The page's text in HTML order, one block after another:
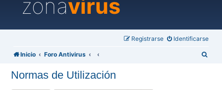
zonavirus
Identificarse
Registrarse
Inicio Foro Antivirus
Normas de Utilización